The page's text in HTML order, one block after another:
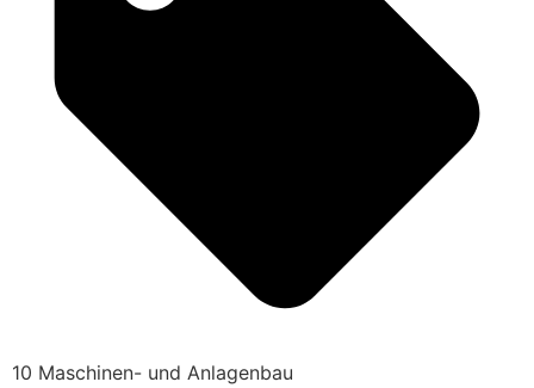
10 Maschinen- und Anlagenbau